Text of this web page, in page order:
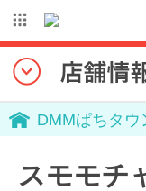
DMMぱちタウ
スモモチ